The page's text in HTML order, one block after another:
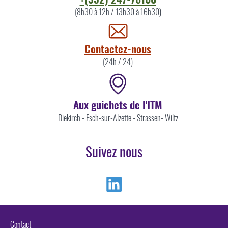
(8h30 à 12h / 13h30 à 16h30)
Contactez-nous
(24h / 24)
Aux guichets de l'ITM
Diekirch- Esch-sur-Alzette-Strassen-Wiltz
Suivez nous
Contact